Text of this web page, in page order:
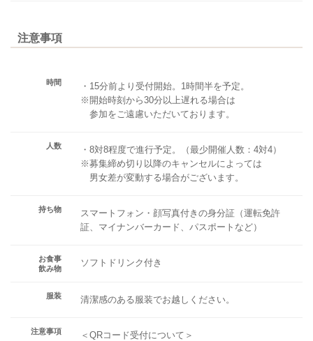
注意事項
時間
・15分前より受付開始。1時間半を予定。
※開始時刻から30分以上遅れる場合は
参加をご遠慮いただいております。
人数
・8対8程度で進行予定。（最少開催人数：4対4）
※募集締め切り以降のキャンセルによっては
男女差が変動する場合がございます。
持ち物
スマートフォン・顔写真付きの身分証（運転免許
証、マイナンバーカード、パスポートなど）
お食事
飲み物
ソフトドリンク付き
服装 清潔感のある服装でお越しください。
注意事項
＜QRコード受付について＞